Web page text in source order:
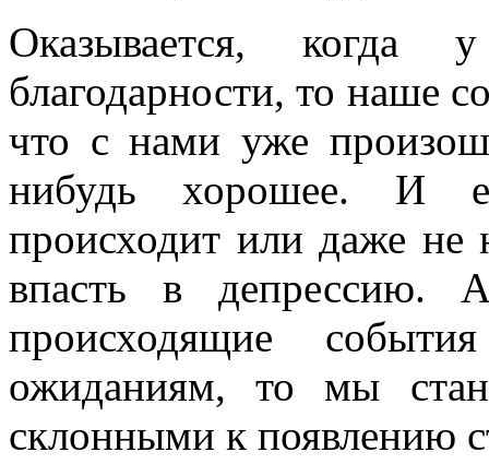
Оказывается, когда
благодарности, то наше
что с нами уже
нибудь хорошее. И
происходит или даже не
впасть в
происходящие
ожиданиям, то мы
склонными к появлению